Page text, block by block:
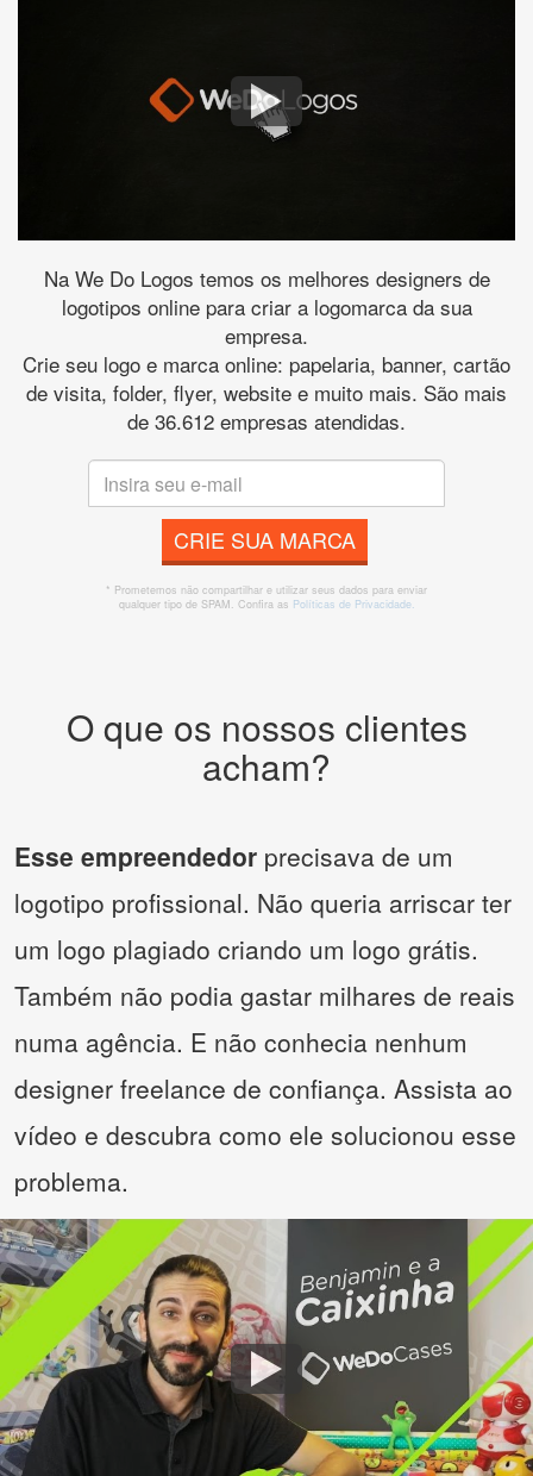
Na We Do Logos temos os melhores designers de
logotipos online para criar a logomarca da sua
empresa.
Crie seu logo e marca online: papelaria, banner, cartão
de visita, folder, flyer, website e muito mais. São mais
de 36.612 empresas atendidas.
CRIE SUA MARCA
* Prometemos não compartilhar e utilizar seus dados para enviar
qualquer tipo de SPAM. Confira as Políticas de Privacidade.
O que os nossos clientes
acham?
Esse empreendedor precisava de um
logotipo profissional. Não queria arriscar ter
um logo plagiado criando um logo grátis.
Também não podia gastar milhares de reais
numa agência. E não conhecia nenhum
designer freelance de confiança. Assista ao
vídeo e descubra como ele solucionou esse
problema.